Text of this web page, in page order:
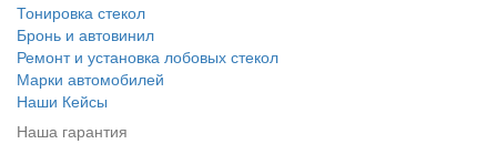
Тонировка стекол
Бронь и автовинил
Ремонт и установка лобовых стекол
Марки автомобилей
Наши Кейсы
Наша гарантия